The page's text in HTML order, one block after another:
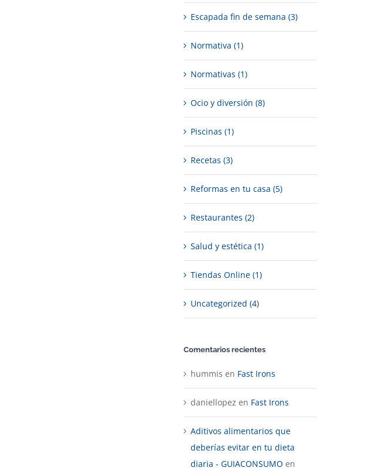
Escapada fin de semana (3)
Normativa (1)
Normativas (1)
Ocio y diversión (8)
Piscinas (1)
Recetas (3)
Reformas en tu casa (5)
Restaurantes (2)
Salud y estética (1)
Tiendas Online (1)
Uncategorized (4)
Comentarios recientes
hummis en Fast Irons
daniellopez en Fast Irons
Aditivos alimentarios que
deberías evitar en tu dieta
diaria - GUIACONSUMO en